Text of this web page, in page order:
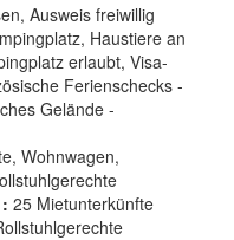
Ausweis freiwillig
Haustiere an
erlaubt, Visa-
Ferienschecks -
Gelände -
Wohnwagen,
25 Mietunterkünfte